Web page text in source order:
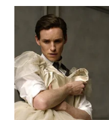
WN
LABUANBAJO
WN
BORNEO
Wahana
Media